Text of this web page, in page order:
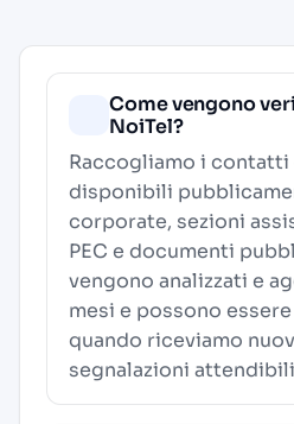
Come vengono
NoiTel?
Raccogliamo i
disponibili
corporate, sezioni
PEC e documenti
vengono analizzati e
mesi e possono
quando riceviamo
segnalazioni